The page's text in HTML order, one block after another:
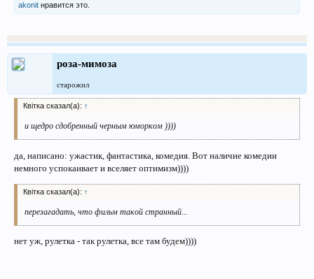
akonit нравится это.
роза-мимоза
старожил
Квітка сказал(а): ↑
и щедро сдобренный черным юморком ))))
да, написано: ужастик, фантастика, комедия. Вот наличие комедии
немного успокаивает и вселяет оптимизм))))
Квітка сказал(а): ↑
перезагадать, что фильм такой странный...
нет уж, рулетка - так рулетка, все там будем))))